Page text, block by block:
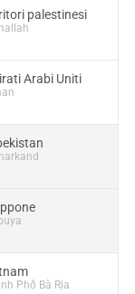
palestinesi
Arabi Uniti
Phố Bà Rịa